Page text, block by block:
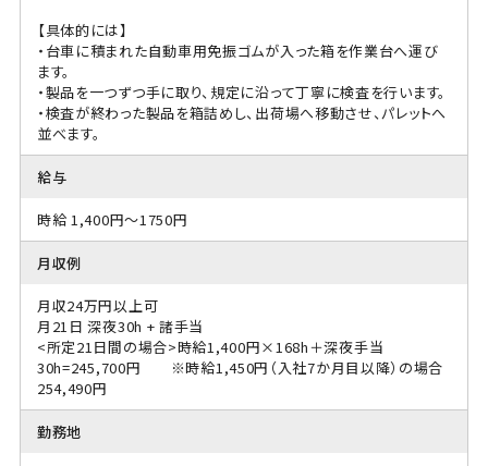
【具体的には】
・台車に積まれた自動車用免振ゴムが入った箱を作業台へ運び
ます。
・製品を一つずつ手に取り、規定に沿って丁寧に検査を行います。
・検査が終わった製品を箱詰めし、出荷場へ移動させ、パレットへ
並べます。
給与
時給 1,400円～1750円
月収例
月収24万円以上可
月21日 深夜30h + 諸手当
<所定21日間の場合>時給1,400円×168h＋深夜手当
30h=245,700円 ※時給1,450円（入社7か月目以降）の場合
254,490円
勤務地